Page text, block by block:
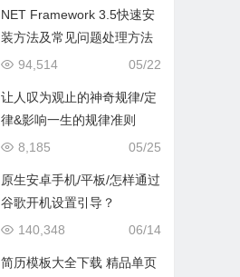
NET Framework 3.5快速安
装方法及常见问题处理方法
05/22
94,514
让人叹为观止的神奇规律/定
律&影响一生的规律准则
05/25
8,185
原生安卓手机/平板/怎样通过
谷歌开机设置引导？
06/14
140,348
简历模板大全下载 精品单页